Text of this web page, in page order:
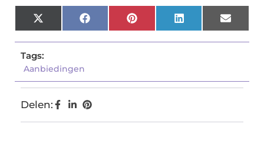
X
(Twitter)
FacebookPinterestLinkedInEmail
Tags:
Aanbiedingen
Delen: